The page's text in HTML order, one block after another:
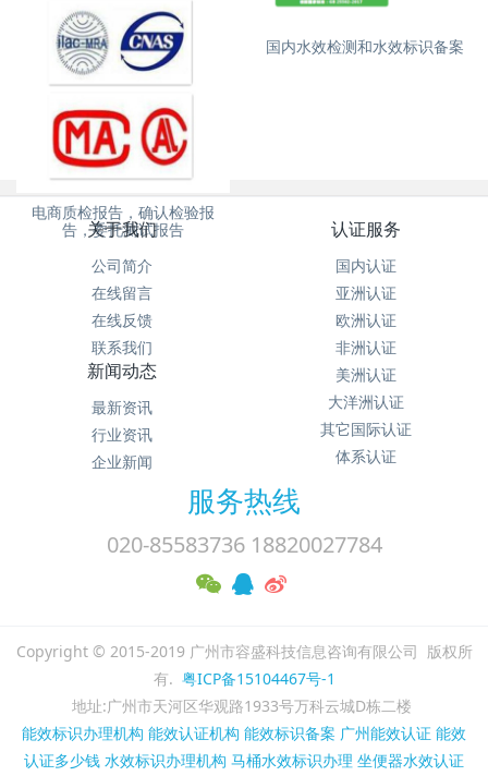
国内能效检测和能效标识备案 国内水效检测和水效标识备案
电商质检报告，确认检验报
告，委托测试报告
关于我们
公司简介
在线留言
在线反馈
联系我们
认证服务
国内认证
亚洲认证
欧洲认证
非洲认证
美洲认证
大洋洲认证
其它国际认证
体系认证
新闻动态
最新资讯
行业资讯
企业新闻
服务热线
020-85583736 18820027784
Copyright © 2015-2019 广州市容盛科技信息咨询有限公司 版权所
有. 粤ICP备15104467号-1
地址:广州市天河区华观路1933号万科云城D栋二楼
能效标识办理机构 能效认证机构 能效标识备案 广州能效认证 能效
认证多少钱 水效标识办理机构 马桶水效标识办理 坐便器水效认证